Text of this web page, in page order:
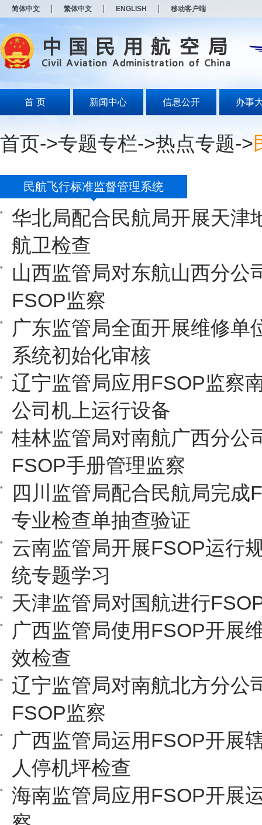
简体中文 繁体中文 ENGLISH 移动客户端
首 页 新闻中心 信息公开 办事
首页->专题专栏->热点专题->
民航飞行标准监督管理系统
华北局配合民航局开展天津
航卫检查
山西监管局对东航山西分公
FSOP监察
广东监管局全面开展维修单
系统初始化审核
辽宁监管局应用FSOP监察
公司机上运行设备
桂林监管局对南航广西分公
FSOP手册管理监察
四川监管局配合民航局完成
专业检查单抽查验证
云南监管局开展FSOP运行
统专题学习
天津监管局对国航进行
广西监管局使用FSOP开展
效检查
辽宁监管局对南航北方分公
FSOP监察
广西监管局运用FSOP开展
人停机坪检查
海南监管局应用FSOP开展
打
开
无
障
说
Alt
加
导